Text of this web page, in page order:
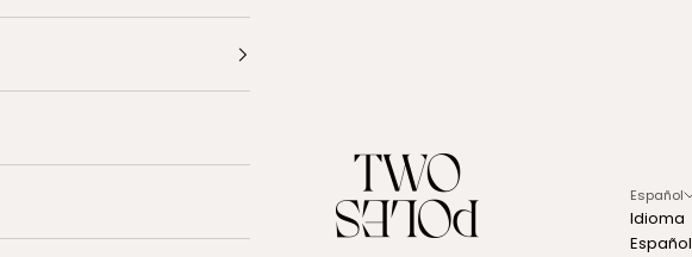
TWO POLES COSMETICS
Español
Idioma
Español